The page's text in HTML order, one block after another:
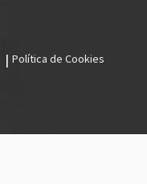
Política de Cookies